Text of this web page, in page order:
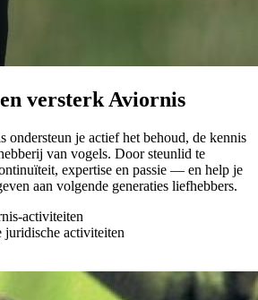
versterk Aviornis
ondersteun je actief het behoud, de kennis
van vogels. Door steunlid te
expertise en passie — en help je
aan volgende generaties liefhebbers.
activiteiten
juridische activiteiten